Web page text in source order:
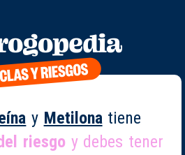
y Metilonatiene
riesgo y debes tener